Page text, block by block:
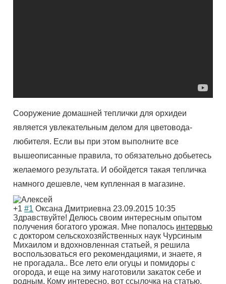
Сооружение домашней теплички для орхидеи
является увлекательным делом для цветовода-
любителя. Если вы при этом выполните все
вышеописанные правила, то обязательно добьетесь
желаемого результата. И обойдется такая тепличка
намного дешевле, чем купленная в магазине.
+1 #1 Оксана Дмитриевна 23.09.2015 10:35
Здравствуйте! Делюсь своим интересным опытом
получения богатого урожая. Мне попалось интервью
с доктором сельскохозяйственных наук Чурсиным
Михаилом и вдохновленная статьей, я решила
воспользоваться его рекомендациями, и знаете, я
не прогадала.. Все лето ели огуцы и помидоры с
огорода, и еще на зиму наготовили закаток себе и
родным. Кому интересно, вотссылочка на статью.